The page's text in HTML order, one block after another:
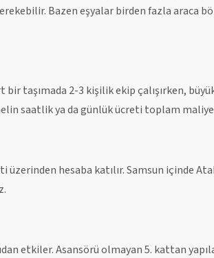
Bazen eşyalar birden fazla araca
taşımada 2-3 kişilik ekip çalışırken,
saatlik ya da günlük ücreti toplam
üzerinden hesaba katılır. Samsun içinde
etkiler. Asansörü olmayan 5. kattan